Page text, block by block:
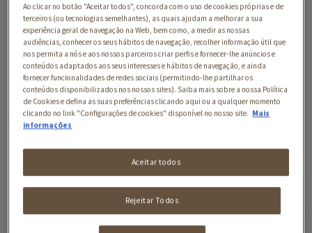
FELIX Fantastic é uma
gama de irresístíveis
refeições, tão saborosas e
tentadoras que podiam ter
sido cozinhadas por si!
Cada receita, feita com
ingredientes de qualidade,
gelatina para uma
saborosa refeição que o
seu gato vai adorar! FELIX
Fantastic está disponível
Ao clicar no botão "Aceitar todos", concorda com o uso de cookies próprias e de
terceiros (ou tecnologias semelhantes), as quais ajudam a melhorar a sua
experiência geral de navegação na Web, bem como, a medir as nossas
audiências, conhecer os seus hábitos de navegação, recolher informação útil que
nos permita a nós e aos nossos parceiros criar perfis e fornecer-lhe anúncios e
conteúdos adaptados aos seus interesses e hábitos de navegação, e ainda
fornecer funcionalidades de redes sociais (permitindo-lhe partilhar os
conteúdos disponibilizados nos nossos sites). Saiba mais sobre a nossa Política
de Cookies e defina as suas preferências clicando aqui ou a qualquer momento
clicando no link "Configurações de cookies" disponível no nosso site. Mais
informações
Rejeitar Todos
Aceitar todos